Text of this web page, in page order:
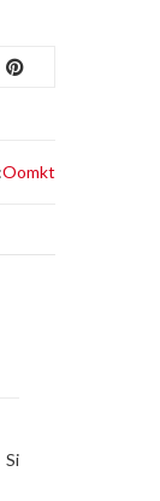
Oomkt
Si